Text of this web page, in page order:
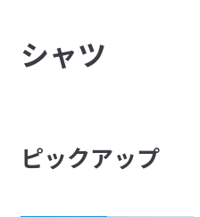
ネ
ッ
ア
シャツ
ピックアップ